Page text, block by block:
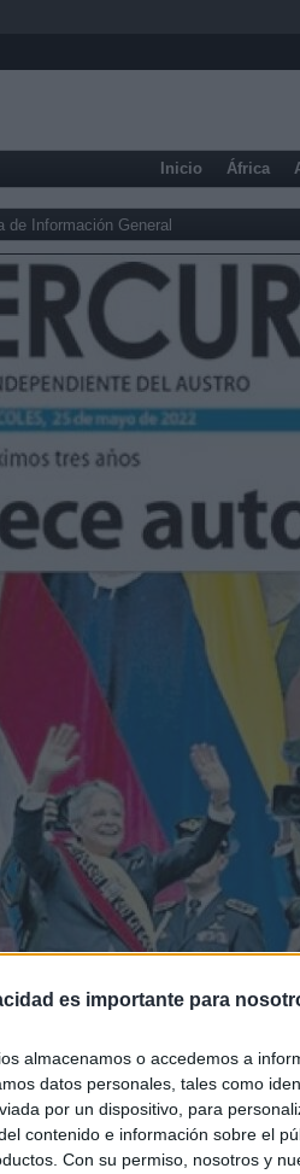
es importante para
almacenamos o accedemos a
datos personales, tales como
por un dispositivo, para
contenido e información sobre el
Con su permiso, nosotros y
Inicio África
de Información General